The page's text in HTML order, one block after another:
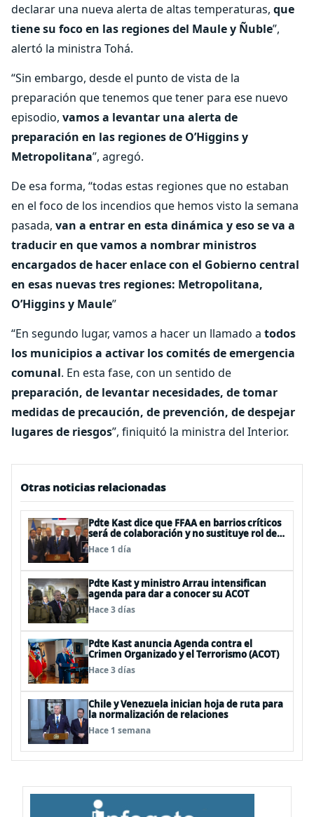
declarar una nueva alerta de altas temperaturas, que
tiene su foco en las regiones del Maule y Ñuble”,
alertó la ministra Tohá.
“Sin embargo, desde el punto de vista de la
preparación que tenemos que tener para ese nuevo
episodio, vamos a levantar una alerta de
preparación en las regiones de O’Higgins y
Metropolitana”, agregó.
De esa forma, “todas estas regiones que no estaban
en el foco de los incendios que hemos visto la semana
pasada, van a entrar en esta dinámica y eso se va a
traducir en que vamos a nombrar ministros
encargados de hacer enlace con el Gobierno central
en esas nuevas tres regiones: Metropolitana,
O’Higgins y Maule”
“En segundo lugar, vamos a hacer un llamado a todos
los municipios a activar los comités de emergencia
comunal. En esta fase, con un sentido de
preparación, de levantar necesidades, de tomar
medidas de precaución, de prevención, de despejar
lugares de riesgos”, finiquitó la ministra del Interior.
Otras noticias relacionadas
Pdte Kast dice que FFAA en barrios críticos
será de colaboración y no sustituye rol de
policías en control del orden público
Hace 1 día
Pdte Kast y ministro Arrau intensifican
agenda para dar a conocer su ACOT
Hace 3 días
Pdte Kast anuncia Agenda contra el
Crimen Organizado y el Terrorismo (ACOT)
Hace 3 días
Chile y Venezuela inician hoja de ruta para
la normalización de relaciones
Hace 1 semana